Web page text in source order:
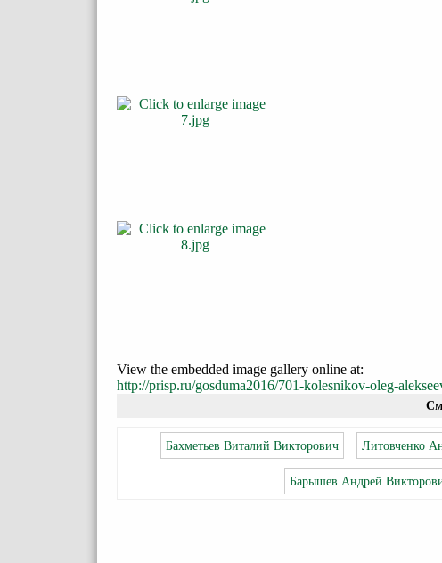
View the embedded image gallery online at:
http://prisp.ru/gosduma2016/701-kolesnikov-oleg-
Бахметьев Виталий Викторович Литовченко
Барышев Андрей